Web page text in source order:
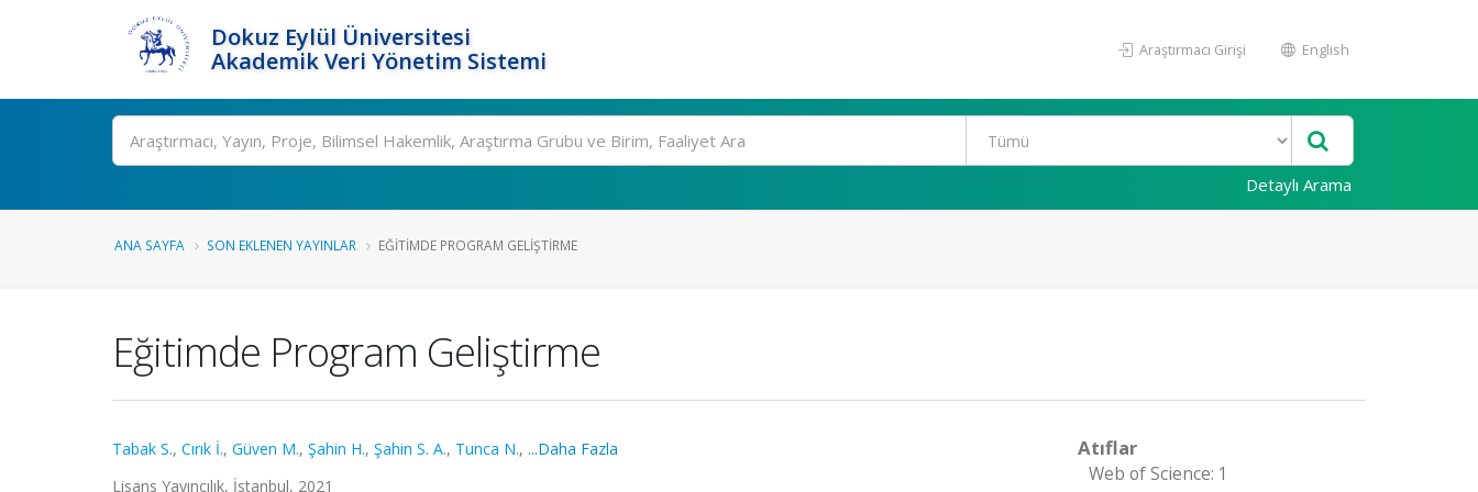
Dokuz Eylül Üniversitesi
Akademik Veri Yönetim Sistemi
Araştırmacı Girişi English
Ara
Detaylı Arama
ANA SAYFA SON EKLENEN YAYINLAR EĞITIMDE PROGRAM GELIŞTIRME
Eğitimde Program Geliştirme
Tabak S., Cırık İ., Güven M., Şahin H., Şahin S. A., Tunca N., ...Daha Fazla
Lisans Yayıncılık, İstanbul, 2021
Atıflar
Web of Science: 1